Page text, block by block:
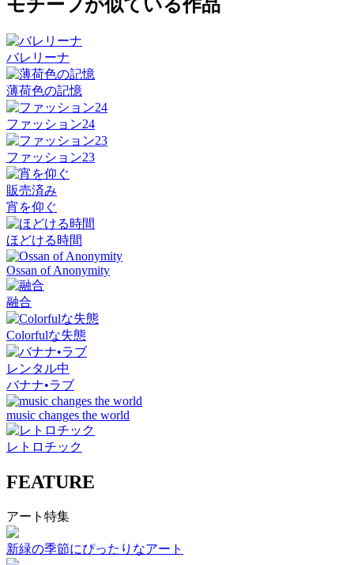
モチーフが似ている作品
バレリーナ
薄荷色の記憶
ファッション24
ファッション23
販売済み
宵を仰ぐ
ほどける時間
Ossan of Anonymity
融合
Colorfulな失態
レンタル中
バナナ•ラブ
music changes the world
レトロチック
FEATURE
アート特集
新緑の季節にぴったりなアート